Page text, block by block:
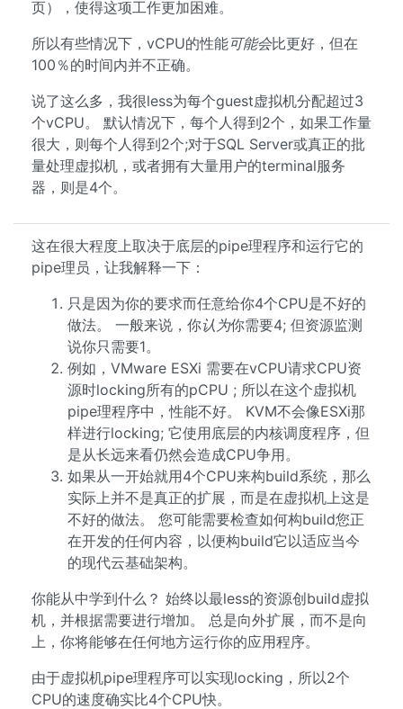
页），使得这项工作更加困难。
所以有些情况下，vCPU的性能可能会比更好，但在
100％的时间内并不正确。
说了这么多，我很less为每个guest虚拟机分配超过3
个vCPU。 默认情况下，每个人得到2个，如果工作量
很大，则每个人得到2个;对于SQL Server或真正的批
量处理虚拟机，或者拥有大量用户的terminal服务
器，则是4个。
这在很大程度上取决于底层的pipe理程序和运行它的
pipe理员，让我解释一下：
只是因为你的要求而任意给你4个CPU是不好的
做法。 一般来说，你认为你需要4; 但资源监测
说你只需要1。
例如，VMware ESXi 需要在vCPU请求CPU资
源时locking所有的pCPU ; 所以在这个虚拟机
pipe理程序中，性能不好。 KVM不会像ESXi那
样进行locking; 它使用底层的内核调度程序，但
是从长远来看仍然会造成CPU争用。
如果从一开始就用4个CPU来构build系统，那么
实际上并不是真正的扩展，而是在虚拟机上这是
不好的做法。 您可能需要检查如何构build您正
在开发的任何内容，以便构build它以适应当今
的现代云基础架构。
你能从中学到什么？ 始终以最less的资源创build虚拟
机，并根据需要进行增加。 总是向外扩展，而不是向
上，你将能够在任何地方运行你的应用程序。
由于虚拟机pipe理程序可以实现locking，所以2个
CPU的速度确实比4个CPU快。